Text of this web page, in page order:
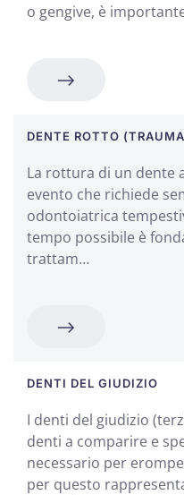
o gengive, è
DENTE ROTTO
La rottura di un dente
evento che richiede
odontoiatrica
tempo possibile è
trattam…
DENTI DEL GIUDIZIO
I denti del giudizio
denti a comparire e
necessario per
per questo